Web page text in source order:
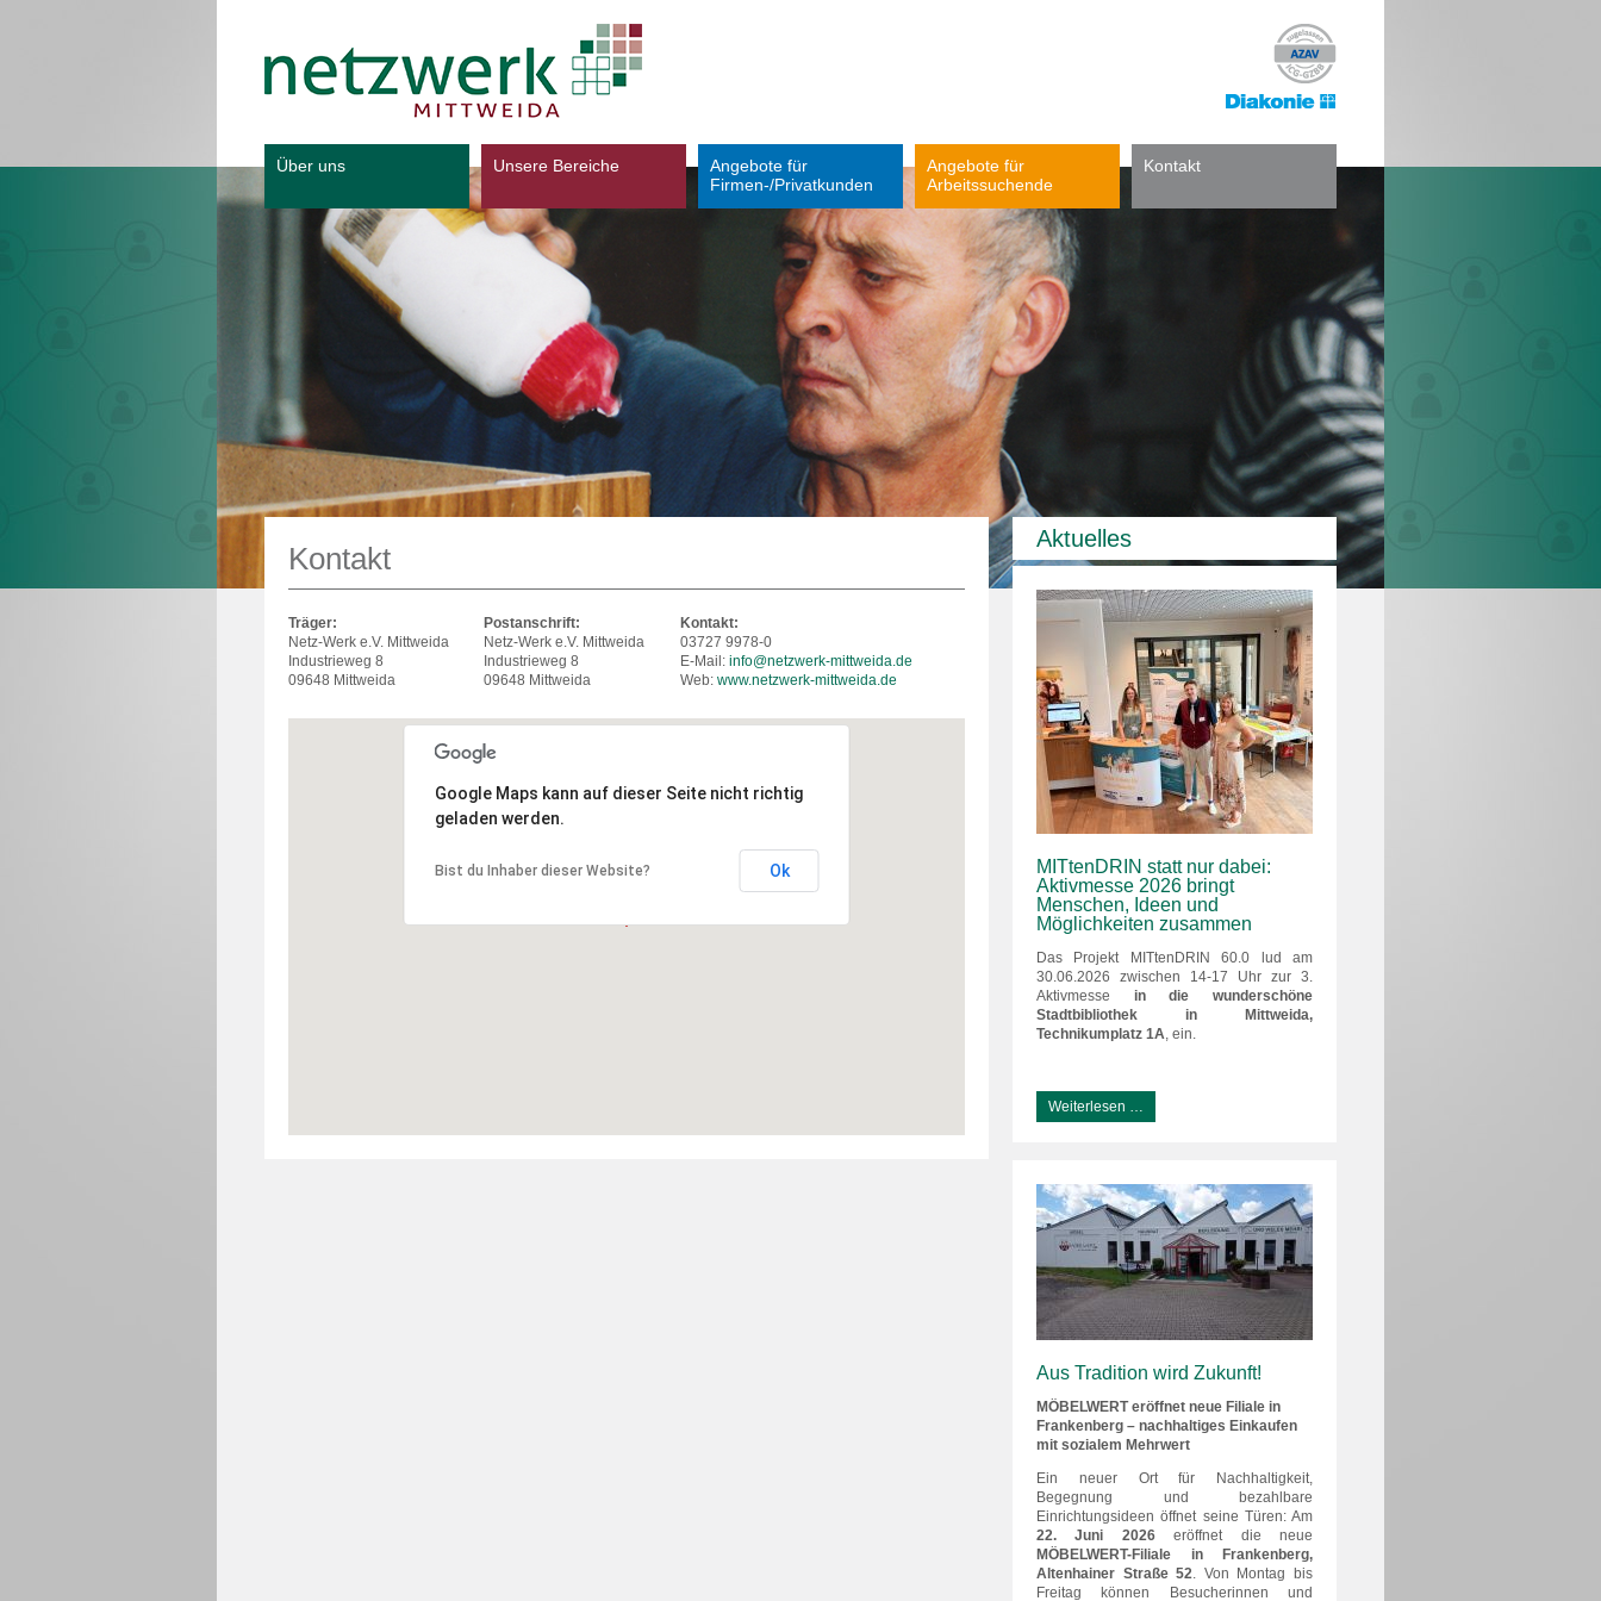
Über uns Unsere Bereiche
Angebote für
Firmen-/Privatkunden
Angebote für
Arbeitssuchende
Kontakt
Kontakt
Träger:
Netz-Werk e.V. Mittweida
Industrieweg 8
09648 Mittweida
Postanschrift:
Netz-Werk e.V. Mittweida
Industrieweg 8
09648 Mittweida
Kontakt:
03727 9978-0
E-Mail: info@netzwerk-mittweida.de
Web: www.netzwerk-mittweida.de
Google Maps kann auf dieser Seite nicht richtig
geladen werden.
Bist du Inhaber dieser Website? Ok
Aktuelles
MITtenDRIN statt nur dabei:
Aktivmesse 2026 bringt
Menschen, Ideen und
Möglichkeiten zusammen
Das Projekt MITtenDRIN 60.0 lud am
30.06.2026 zwischen 14-17 Uhr zur 3.
Aktivmesse in die wunderschöne
Stadtbibliothek in Mittweida,
Technikumplatz 1A, ein.
Weiterlesen …
Aus Tradition wird Zukunft!
MÖBELWERT eröffnet neue Filiale in
Frankenberg – nachhaltiges Einkaufen
mit sozialem Mehrwert
Ein neuer Ort für Nachhaltigkeit,
Begegnung und bezahlbare
Einrichtungsideen öffnet seine Türen: Am
22. Juni 2026eröffnet die neue
MÖBELWERT-Filiale in Frankenberg,
Altenhainer Straße 52. Von Montag bis
Freitag können Besucherinnen und